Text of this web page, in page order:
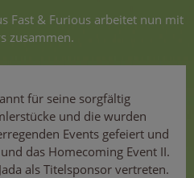
Fast & Furious arbeitet nun mit
zusammen.
für seine sorgfältig
und die wurden
Events gefeiert und
das Homecoming Event II.
als Titelsponsor vertreten.